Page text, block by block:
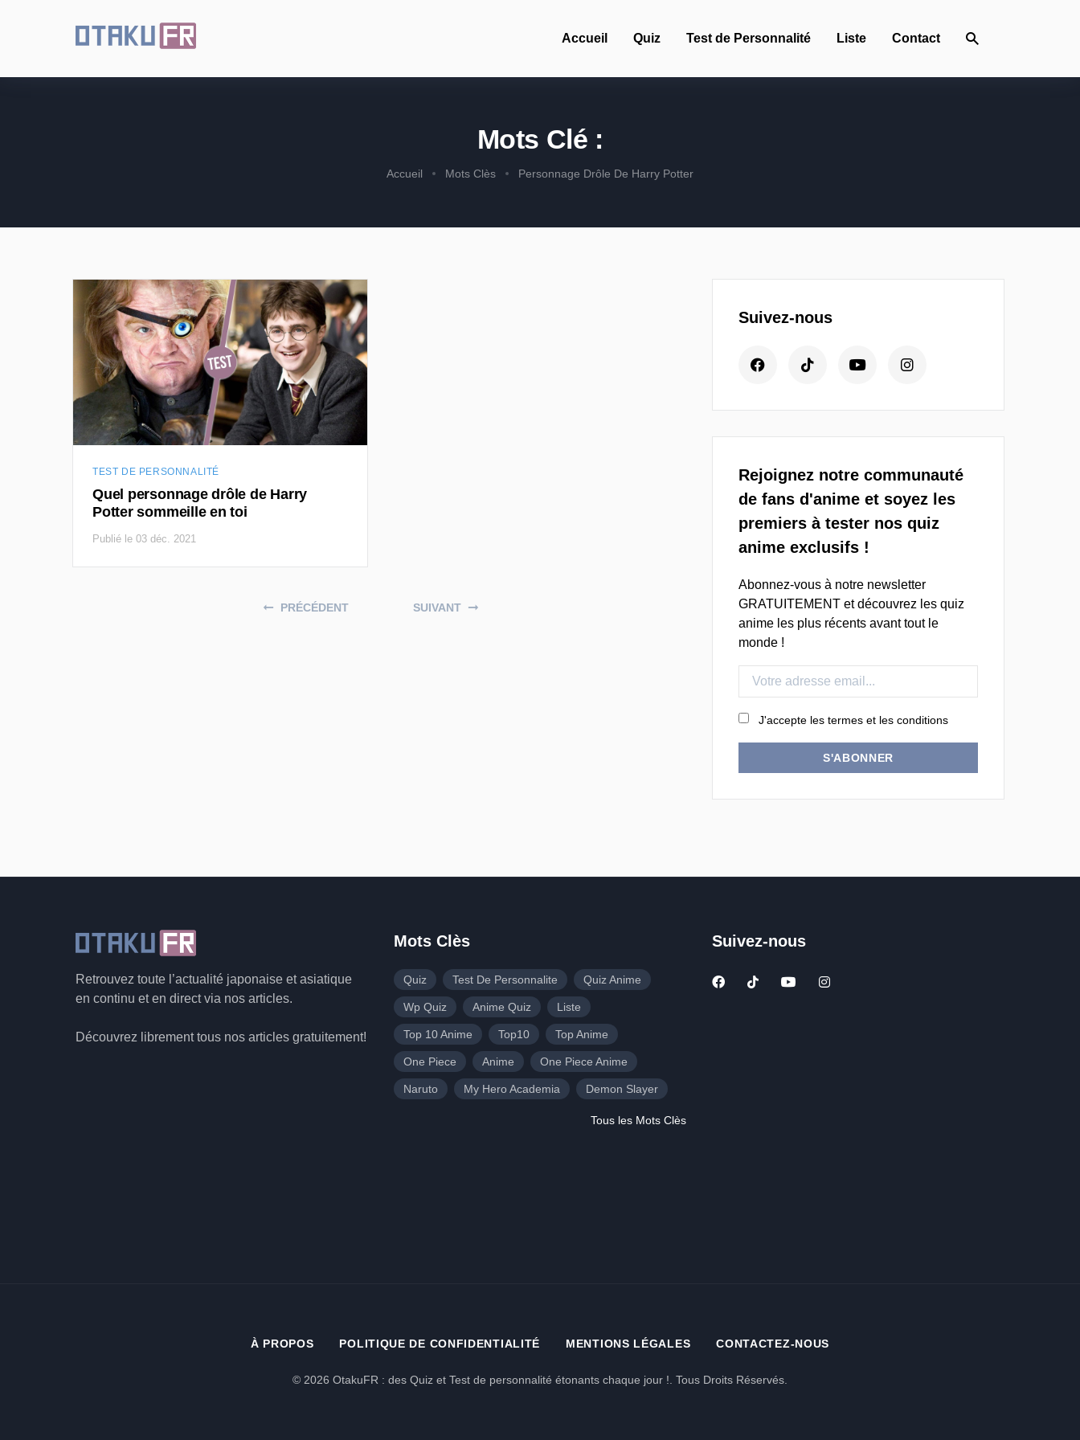
Accueil Quiz Test de Personnalité Liste Contact
Mots Clé :
Accueil Mots Clès Personnage Drôle De Harry Potter
TEST DE PERSONNALITÉ
Quel personnage drôle de Harry
Potter sommeille en toi
Publié le 03 déc. 2021
PRÉCÉDENT SUIVANT
Suivez-nous
Rejoignez notre communauté
de fans d'anime et soyez les
premiers à tester nos quiz
anime exclusifs !
Abonnez-vous à notre newsletter
GRATUITEMENT et découvrez les quiz
anime les plus récents avant tout le
monde !
J'accepte les termes et les conditions
S'ABONNER
Retrouvez toute l’actualité japonaise et asiatique
en continu et en direct via nos articles.
Découvrez librement tous nos articles gratuitement!
Mots Clès
Quiz Test De Personnalite Quiz Anime
Wp Quiz Anime Quiz Liste
Top 10 Anime Top10 Top Anime
One Piece Anime One Piece Anime
Naruto My Hero Academia Demon Slayer
Tous les Mots Clès
Suivez-nous
À PROPOS POLITIQUE DE CONFIDENTIALITÉ MENTIONS LÉGALES CONTACTEZ-NOUS
© 2026 OtakuFR : des Quiz et Test de personnalité étonants chaque jour !. Tous Droits Réservés.